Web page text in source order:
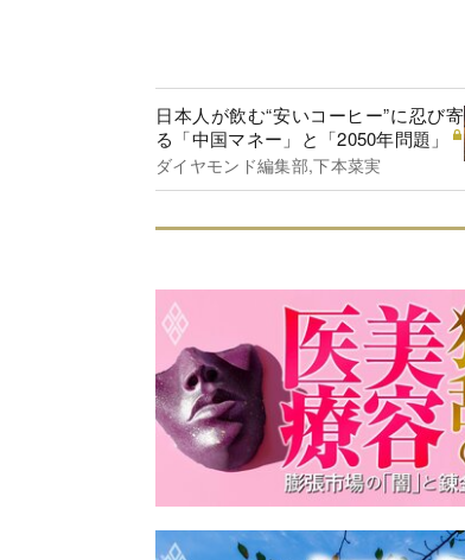
日本人が飲む“安いコーヒー”に忍び寄
る「中国マネー」と「2050年問題」
ダイヤモンド編集部,下本菜実